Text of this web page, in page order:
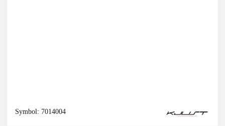
Symbol: 7014004